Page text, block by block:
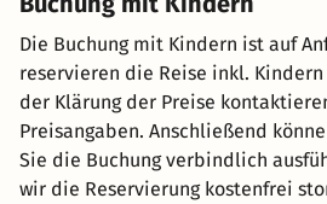
Die Buchung mit Kindern ist auf
reservieren die Reise inkl.
der Klärung der Preise
Preisangaben. Anschließend
Sie die Buchung verbindlich
wir die Reservierung kostenfrei